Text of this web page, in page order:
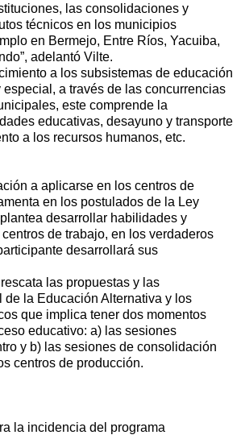
las consolidaciones y
técnicos en los municipios
en Bermejo, Entre Ríos, Yacuiba,
adelantó Vilte.
a los subsistemas de educación
especial, a través de las concurrencias
este comprende la
educativas, desayuno y transporte
a los recursos humanos, etc.
a aplicarse en los centros de
en los postulados de la Ley
desarrollar habilidades y
de trabajo, en los verdaderos
desarrollará sus
las propuestas y las
de la Educación Alternativa y los
que implica tener dos momentos
educativo: a) las sesiones
y b) las sesiones de consolidación
centros de producción.
la incidencia del programa